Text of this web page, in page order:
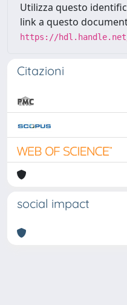
Utilizza questo
link a questo
https://hdl.handle.net/
Citazioni
social impact